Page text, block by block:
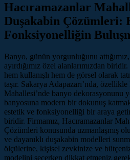
Hacıramazanlar
Duşakabin Çözümleri:
Fonksiyonelliğin
Banyo, günün yorgunluğunu
ayırdığımız özel alanlarımızdan
hem kullanışlı hem de görsel olarak
taşır. Sakarya Adapazarı’nda,
Mahallesi’nde banyo dekorasyonunu
banyosuna modern bir dokunuş
estetik ve fonksiyonelliği bir araya
biridir. Firmamız, Hacıramazanlar
Çözümleri konusunda uzmanlaşmış
ve dayanıklı duşakabin modelleri
ölçülerine, kişisel zevkinize ve
modelini seçerken dikkat etmeniz